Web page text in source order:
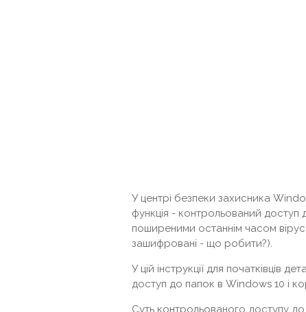
У центрі безпеки захисника
функція - контрольований
поширеними останнім часом
зашифровані - що робити?).
У цій інструкції для початківців
доступ до папок в Windows 10 і
Суть контрольованого доступу